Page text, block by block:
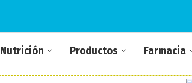
Nutrición Productos Farmacia